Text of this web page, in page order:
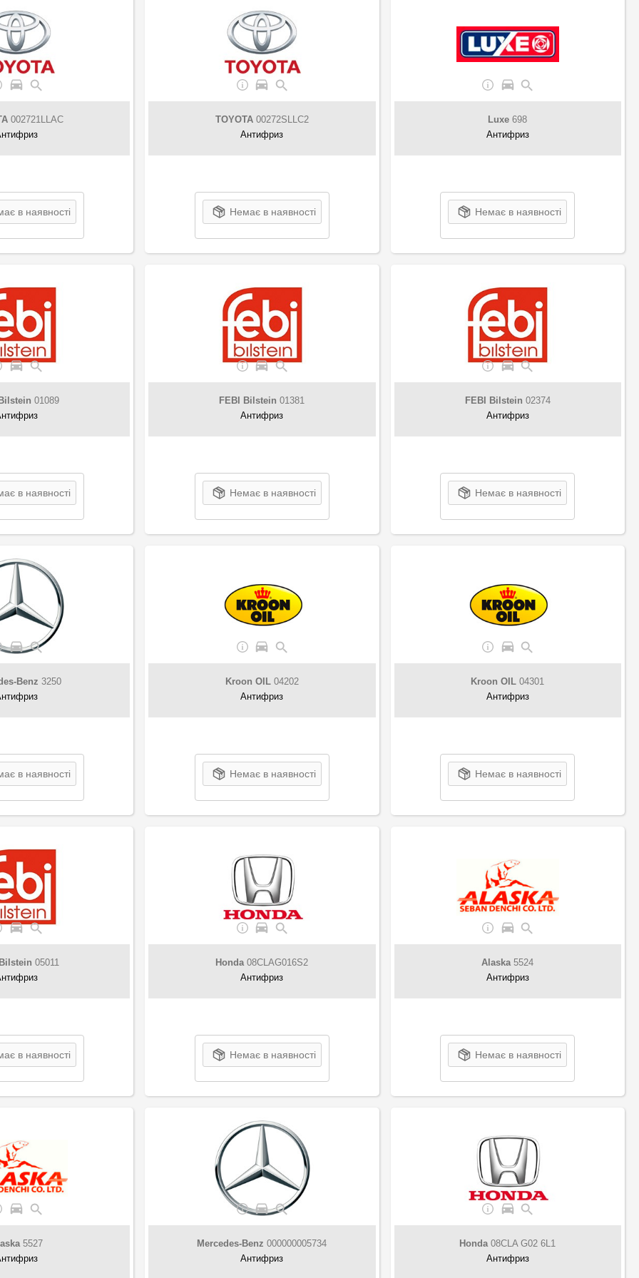
002721LLAC
в наявності
TOYOTA00272SLLC2
Антифриз
Немає в наявності
Luxe 698
Антифриз
Немає в наявності
01089
в наявності
FEBI Bilstein 01381
Антифриз
Немає в наявності
FEBI Bilstein 02374
Антифриз
Немає в наявності
Benz 3250
в наявності
Kroon OIL04202
Антифриз
Немає в наявності
Kroon OIL 04301
Антифриз
Немає в наявності
05011
в наявності
Honda08CLAG016S2
Антифриз
Немає в наявності
Alaska5524
Антифриз
Немає в наявності
5527
Mercedes-Benz 000000005734
Антифриз
Honda08CLA G02 6L1
Антифриз